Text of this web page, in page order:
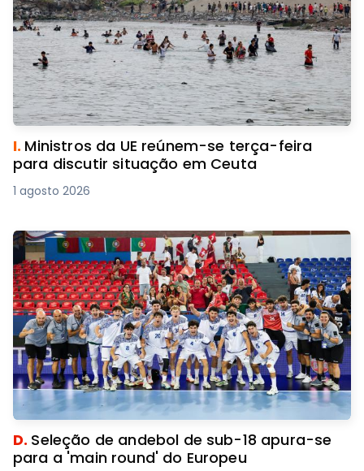
I. Ministros da UE reúnem-se terça-feira
para discutir situação em Ceuta
1 agosto 2026
D. Seleção de andebol de sub-18 apura-se
para a 'main round' do Europeu